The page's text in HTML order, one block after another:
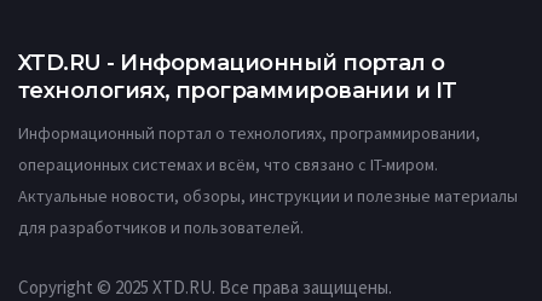
XTD.RU - Информационный портал о
технологиях, программировании и IT
Информационный портал о технологиях, программировании,
операционных системах и всём, что связано с IT-миром.
Актуальные новости, обзоры, инструкции и полезные материалы
для разработчиков и пользователей.
Copyright © 2025 XTD.RU. Все права защищены.